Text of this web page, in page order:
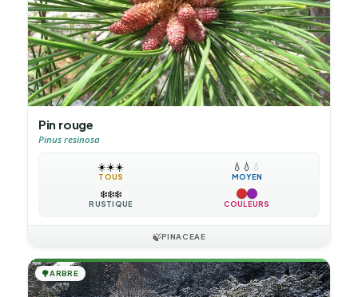
Pin rouge
Pinus resinosa
☀️☀️☀️
TOUS
💧 💧 💧
MOYEN
❄️❄️❄️
RUSTIQUE COULEURS
🍃PINACEAE
🌳ARBRE